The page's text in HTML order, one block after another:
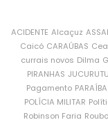
ACIDENTE Alcaçuz
Caicó CARAÚBAS
currais novos Dilma
PIRANHAS JUCURUTU
Pagamento PARAÍBA
POLÍCIA MILITAR
Robinson Faria Roubo